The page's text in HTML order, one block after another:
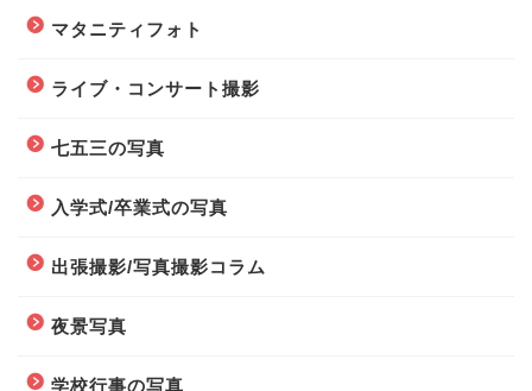
マタニティフォト
ライブ・コンサート撮影
七五三の写真
入学式/卒業式の写真
出張撮影/写真撮影コラム
夜景写真
学校行事の写真